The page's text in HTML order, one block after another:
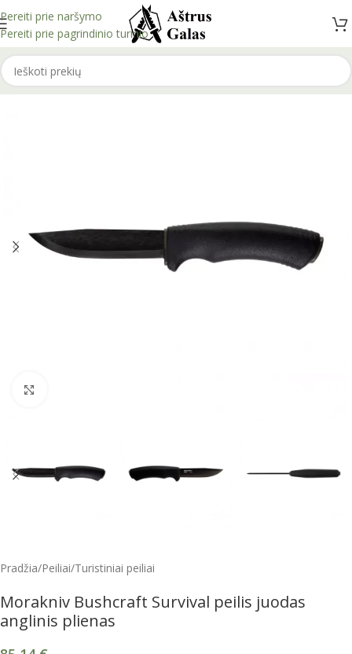
Pereiti prie naršymo
Pereiti prie pagrindinio turinio
Pradžia/Peiliai/Turistiniai peiliai
Morakniv Bushcraft Survival peilis juodas
anglinis plienas